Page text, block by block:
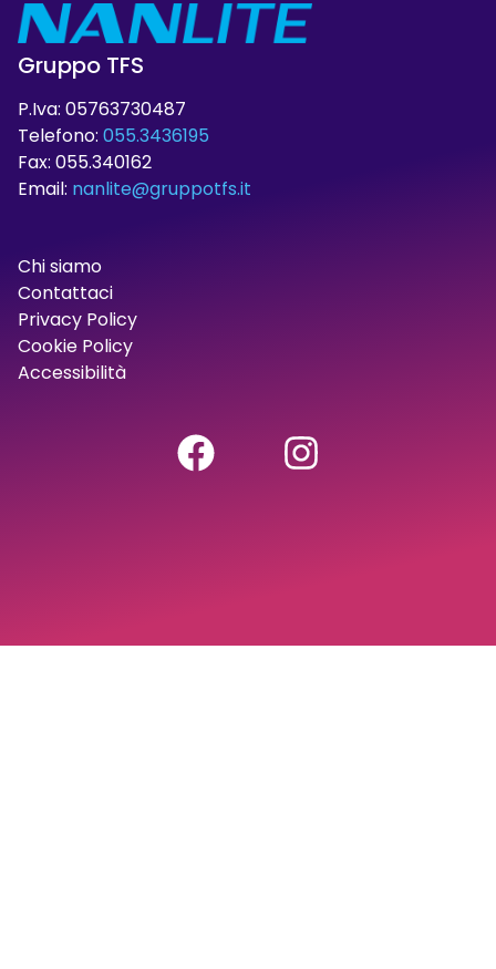
Gruppo TFS
P.Iva: 05763730487
Telefono: 055.3436195
Fax: 055.340162
Email: nanlite@gruppotfs.it
Chi siamo
Contattaci
Privacy Policy
Cookie Policy
Accessibilità